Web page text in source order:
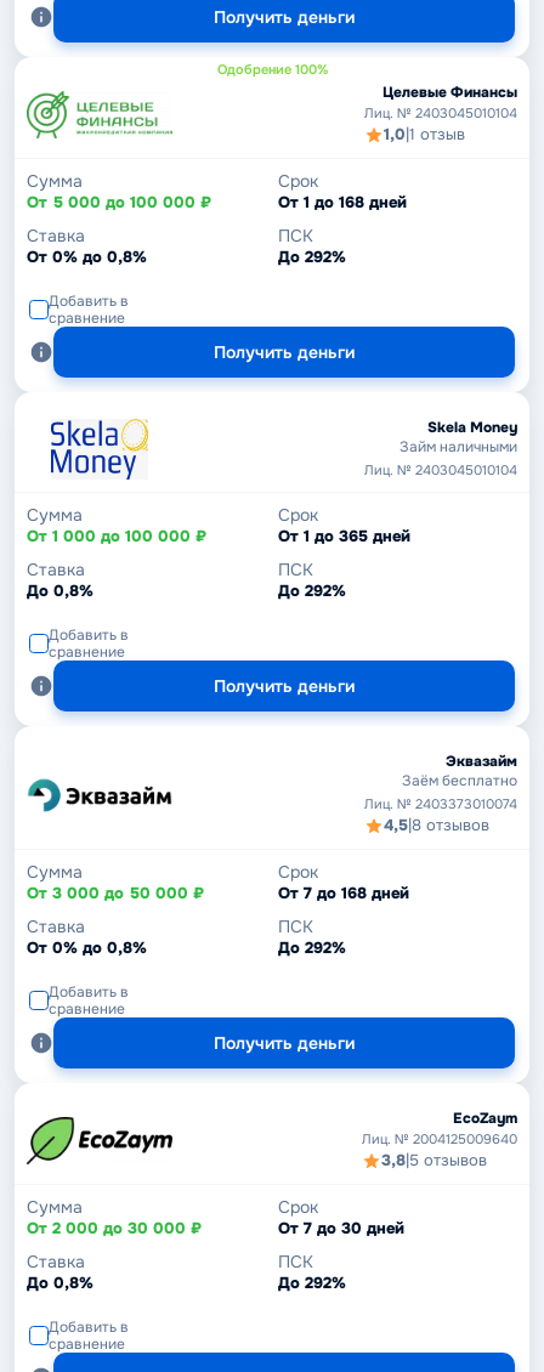
Получить деньги
Одобрение 100%
Целевые Финансы
Лиц. № 2403045010104
1,0|1 отзыв
Сумма
От 5 000 до 100 000 ₽
Срок
От 1 до 168 дней
Ставка
От 0% до 0,8%
ПСК
До 292%
Добавить в
сравнение
Получить деньги
Skela Money
Займ наличными
Лиц. № 2403045010104
Сумма
От 1 000 до 100 000 ₽
Срок
От 1 до 365 дней
Ставка
До 0,8%
ПСК
До 292%
Добавить в
сравнение
Получить деньги
Эквазайм
Заём бесплатно
Лиц. № 2403373010074
4,5|8 отзывов
Сумма
От 3 000 до 50 000 ₽
Срок
От 7 до 168 дней
Ставка
От 0% до 0,8%
ПСК
До 292%
Добавить в
сравнение
Получить деньги
EcoZaym
Лиц. № 2004125009640
3,8|5 отзывов
Сумма
От 2 000 до 30 000 ₽
Срок
От 7 до 30 дней
Ставка
До 0,8%
ПСК
До 292%
Добавить в
сравнение